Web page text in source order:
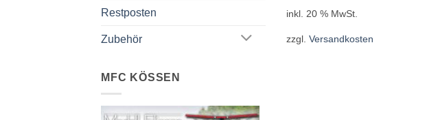
Restposten
Zubehör
MFC KÖSSEN
inkl. 20 % MwSt.
zzgl. Versandkosten